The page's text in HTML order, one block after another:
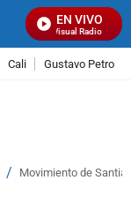
EN VIVO
Señal Visual Radio
Cali Gustavo Petro
/ Movimiento de